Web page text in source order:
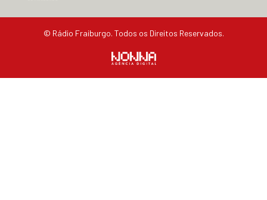
© Rádio Fraiburgo. Todos os Direitos Reservados.